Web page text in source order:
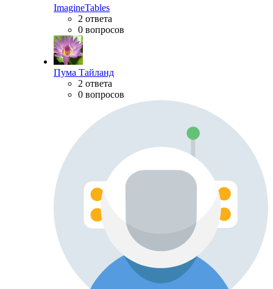
ImagineTables
2 ответа
0 вопросов
Пума Тайланд
2 ответа
0 вопросов